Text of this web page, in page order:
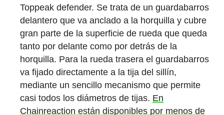
Toppeak defender. Se trata de un guardabarros
delantero que va anclado a la horquilla y cubre
gran parte de la superficie de rueda que queda
tanto por delante como por detrás de la
horquilla. Para la rueda trasera el guardabarros
va fijado directamente a la tija del sillín,
mediante un sencillo mecanismo que permite
casi todos los diámetros de tijas. En
Chainreaction están disponibles por menos de